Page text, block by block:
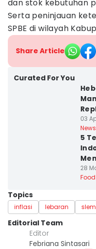
dan stok kebutuhan
Serta peninjauan
SPBE di wilayah
Share Article
Curated For You
03
News
5
28
Food
Topics
inflasi lebaran
Editorial Team
Editor
Febriana Sintasari